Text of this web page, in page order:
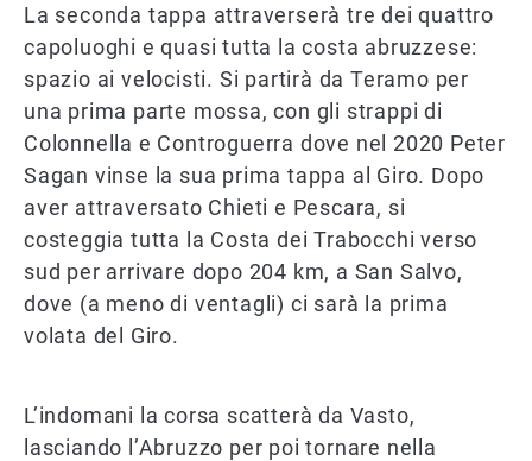
La seconda tappa attraverserà tre dei quattro
capoluoghi e quasi tutta la costa abruzzese:
spazio ai velocisti. Si partirà da Teramo per
una prima parte mossa, con gli strappi di
Colonnella e Controguerra dove nel 2020 Peter
Sagan vinse la sua prima tappa al Giro. Dopo
aver attraversato Chieti e Pescara, si
costeggia tutta la Costa dei Trabocchi verso
sud per arrivare dopo 204 km, a San Salvo,
dove (a meno di ventagli) ci sarà la prima
volata del Giro.
L’indomani la corsa scatterà da Vasto,
lasciando l’Abruzzo per poi tornare nella